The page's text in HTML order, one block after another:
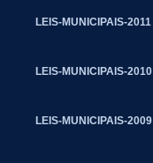
LEIS-MUNICIPAIS-2011
LEIS-MUNICIPAIS-2010
LEIS-MUNICIPAIS-2009